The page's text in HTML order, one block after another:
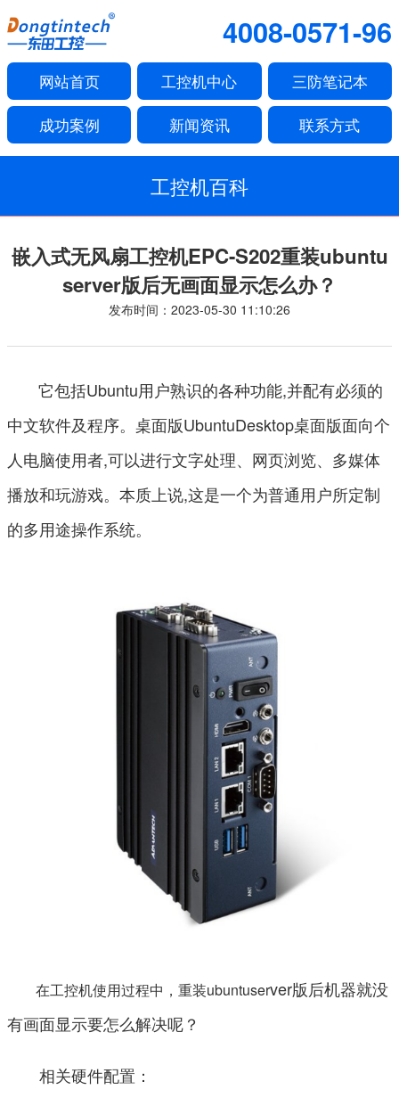
4008-0571-96
网站首页 工控机中心 三防笔记本
成功案例 新闻资讯 联系方式
工控机百科
嵌入式无风扇工控机EPC-S202重装ubuntu
server版后无画面显示怎么办？
发布时间：2023-05-30 11:10:26
它包括Ubuntu用户熟识的各种功能,并配有必须的
中文软件及程序。桌面版UbuntuDesktop桌面版面向个
人电脑使用者,可以进行文字处理、网页浏览、多媒体
播放和玩游戏。本质上说,这是一个为普通用户所定制
的多用途操作系统。
在工控机使用过程中，重装ubuntuserver版后机器就没
有画面显示要怎么解决呢？
相关硬件配置：